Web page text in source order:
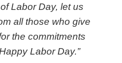
Labor Day, let us
all those who give
the commitments
Labor Day.”